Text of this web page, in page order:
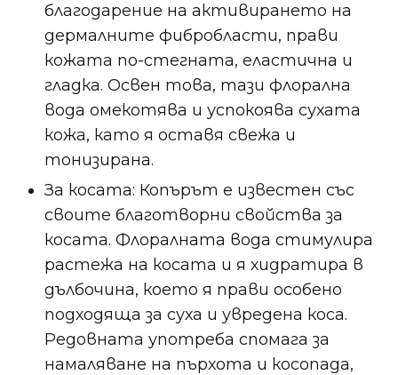
благодарение на активирането на
дермалните фибробласти, прави
кожата по-стегната, еластична и
гладка. Освен това, тази флорална
вода омекотява и успокоява сухата
кожа, като я оставя свежа и
тонизирана.
За косата: Копърът е известен със
своите благотворни свойства за
косата. Флоралната вода стимулира
растежа на косата и я хидратира в
дълбочина, което я прави особено
подходяща за суха и увредена коса.
Редовната употреба спомага за
намаляване на пърхота и косопада,